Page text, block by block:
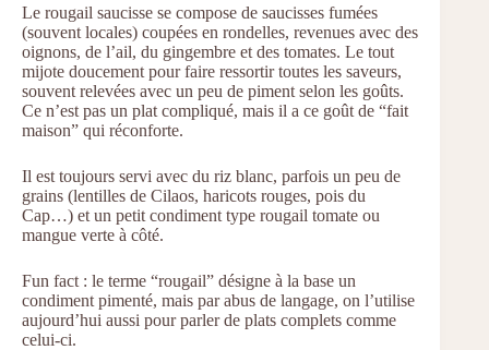
Le rougail saucisse se compose de saucisses fumées
(souvent locales) coupées en rondelles, revenues avec des
oignons, de l’ail, du gingembre et des tomates. Le tout
mijote doucement pour faire ressortir toutes les saveurs,
souvent relevées avec un peu de piment selon les goûts.
Ce n’est pas un plat compliqué, mais il a ce goût de “fait
maison” qui réconforte.
Il est toujours servi avec du riz blanc, parfois un peu de
grains (lentilles de Cilaos, haricots rouges, pois du
Cap…) et un petit condiment type rougail tomate ou
mangue verte à côté.
Fun fact : le terme “rougail” désigne à la base un
condiment pimenté, mais par abus de langage, on l’utilise
aujourd’hui aussi pour parler de plats complets comme
celui-ci.